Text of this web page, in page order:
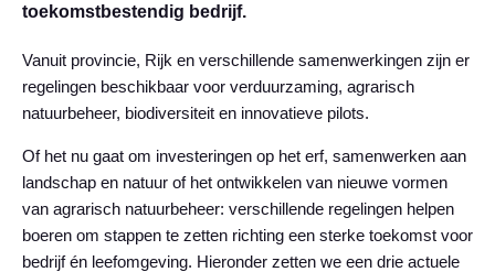
Contact
toekomstbestendig bedrijf.
Vanuit provincie, Rijk en verschillende samenwerkingen zijn er
regelingen beschikbaar voor verduurzaming, agrarisch
natuurbeheer, biodiversiteit en innovatieve pilots.
Of het nu gaat om investeringen op het erf, samenwerken aan
landschap en natuur of het ontwikkelen van nieuwe vormen
van agrarisch natuurbeheer: verschillende regelingen helpen
boeren om stappen te zetten richting een sterke toekomst voor
bedrijf én leefomgeving. Hieronder zetten we een drie actuele